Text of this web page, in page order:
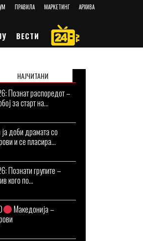
ПРАВИЛА МАРКЕТИНГ АРХИВА
ВЕСТИ
НАЈЧИТАНИ
Познат распоредот –
за старт на...
доби драмата со
и се пласира...
Познати групите –
кого по...
Македонија –